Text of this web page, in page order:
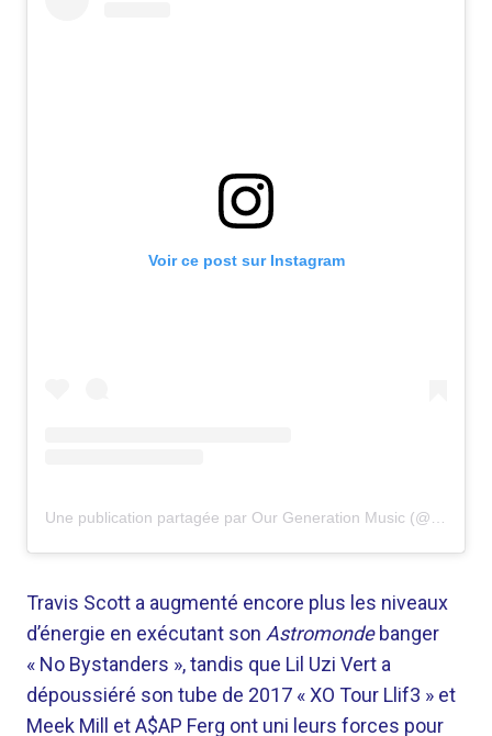
Voir ce post sur Instagram
Travis Scott a augmenté encore plus les niveaux
d’énergie en exécutant son Astromondebanger
« No Bystanders », tandis que Lil Uzi Vert a
dépoussiéré son tube de 2017 « XO Tour Llif3 » et
Meek Mill et A$AP Ferg ont uni leurs forces pour